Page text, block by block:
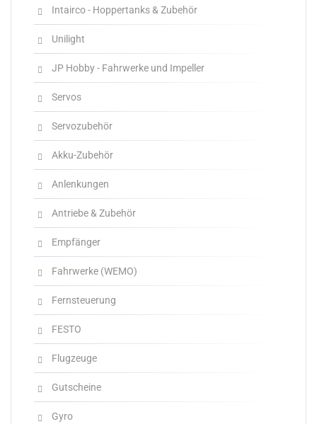
Intairco - Hoppertanks & Zubehör
Unilight
JP Hobby - Fahrwerke und Impeller
Servos
Servozubehör
Akku-Zubehör
Anlenkungen
Antriebe & Zubehör
Empfänger
Fahrwerke (WEMO)
Fernsteuerung
FESTO
Flugzeuge
Gutscheine
Gyro